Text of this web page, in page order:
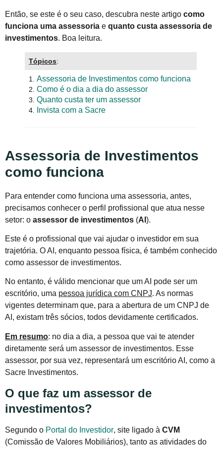
Então, se este é o seu caso, descubra neste artigo como
funciona uma assessoria e quanto custa assessoria de
investimentos. Boa leitura.
Tópicos:
1.Assessoria de Investimentos como funciona
2.Como é o dia a dia do assessor
3.Quanto custa ter um assessor
4. Invista com a Sacre
Assessoria de Investimentos
como funciona
Para entender como funciona uma assessoria, antes,
precisamos conhecer o perfil profissional que atua nesse
setor: o assessor de investimentos (AI ).
Este é o profissional que vai ajudar o investidor em sua
trajetória. O AI, enquanto pessoa física, é também conhecido
como assessor de investimentos.
No entanto, é válido mencionar que um AI pode ser um
escritório, uma pessoa jurídica com CNPJ. As normas
vigentes determinam que, para a abertura de um CNPJ de
AI, existam três sócios, todos devidamente certificados.
Em resumo: no dia a dia, a pessoa que vai te atender
diretamente será um assessor de investimentos. Esse
assessor, por sua vez, representará um escritório AI, como a
Sacre Investimentos.
O que faz um assessor de
investimentos?
Segundo o Portal do Investidor, site ligado à CVM
(Comissão de Valores Mobiliários), tanto as atividades do